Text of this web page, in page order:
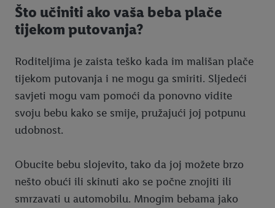
Što učiniti ako vaša beba plače
tijekom putovanja?
Roditeljima je zaista teško kada im mališan plače
tijekom putovanja i ne mogu ga smiriti. Sljedeći
savjeti mogu vam pomoći da ponovno vidite
svoju bebu kako se smije, pružajući joj potpunu
udobnost.
Obucite bebu slojevito, tako da joj možete brzo
nešto obući ili skinuti ako se počne znojiti ili
smrzavati u automobilu. Mnogim bebama jako